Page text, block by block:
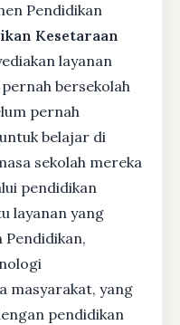
Pendidikan
Kesetaraan
layanan
bersekolah
pernah
belajar di
sekolah mereka
pendidikan
layanan yang
masyarakat, yang
pendidikan